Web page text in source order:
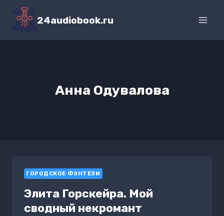
Перейти
содержимому
24audiobook.ru
Анна Одувалова
ГОРОДСКОЕ ФЭНТЕЗИ
Элита Горскейра. Мой
сводный некромант